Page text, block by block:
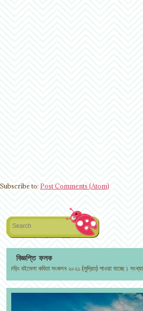
Subscribe to: Post Comments (Atom)
বিজ্ঞপ্তি ফলক
বইমেলা কবিতা সংকলন ২০২১ (মুদ্রিত) পাওয়া যাচ্ছে। সংখ্যা সীমিত